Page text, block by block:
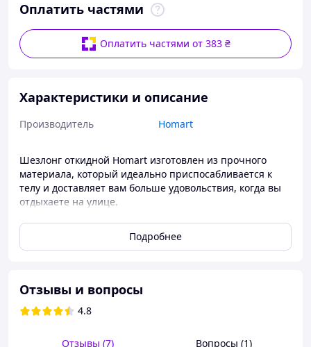
Оплатить частями
Оплатить частями от 383 ₴
Характеристики и описание
Производитель Homart
Шезлонг откидной Homart изготовлен из прочного
материала, который идеально приспосабливается к
телу и доставляет вам больше удовольствия, когда вы
отдыхаете на улице.
Материал устойчив к погодным условиям. В комплекте
входит подстаканник, матрас и подголовник, который
держит голову в положении.
покрытие и разработана таким образом, чтобы
шезлонг был устойчивым и выдерживал до 150 кг даже
когда спинка полностью выдвинута. Мягкая, удобная
положении. Благодаря этому вы можете читать книгу
Подробнее
Отзывы и вопросы
4.8
Отзывы (7) Вопросы (1)